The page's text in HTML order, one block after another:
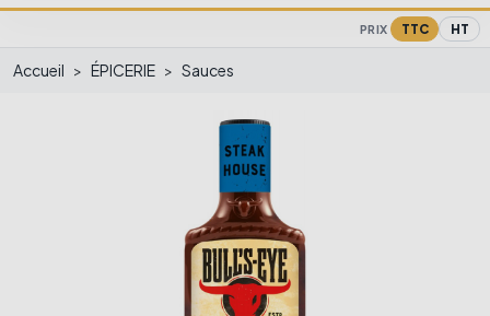
PRIX TTC HT
Accueil ÉPICERIE Sauces